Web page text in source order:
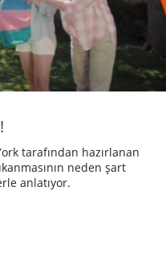
tarafından hazırlanan
neden şart
anlatıyor.